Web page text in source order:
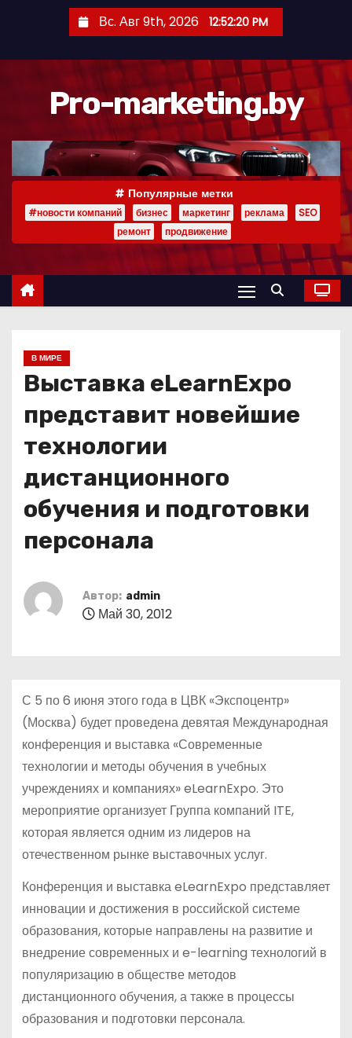
р
Вс. Авг 9th, 2026 12:52:21 PM
Pro-marketing.by
Популярные метки
#новости компаний бизнес маркетинг реклама
SEO
ремонт
продвижение
В МИРЕ
Выставка eLearnExpo
представит новейшие
технологии
дистанционного
обучения и подготовки
персонала
Автор: admin
Май 30, 2012
С 5 по 6 июня этого года в ЦВК «Экспоцентр»
(Москва) будет проведена девятая Международная
конференция и выставка «Современные
технологии и методы обучения в учебных
учреждениях и компаниях» eLearnExpo. Это
мероприятие организует Группа компаний ITE,
которая является одним из лидеров на
отечественном рынке выставочных услуг.
Конференция и выставка eLearnExpo представляет
инновации и достижения в российской системе
образования, которые направлены на развитие и
внедрение современных и e-learning технологий в
популяризацию в обществе методов
дистанционного обучения, а также в процессы
образования и подготовки персонала.